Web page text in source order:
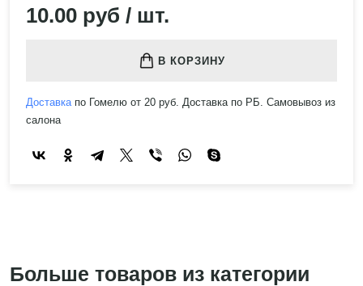
10.00 руб / шт.
В КОРЗИНУ
Доставкапо Гомелю от 20 руб. Доставка по РБ. Самовывоз из
салона
Больше товаров из категории